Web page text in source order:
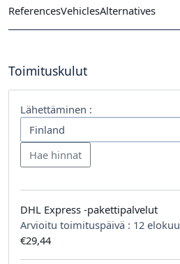
ReferencesVehiclesAlternatives
Toimituskulut
Lähettäminen :
DHL Express -pakettipalvelut
Arvioitu toimituspäivä : 12 elokuu
€29,44